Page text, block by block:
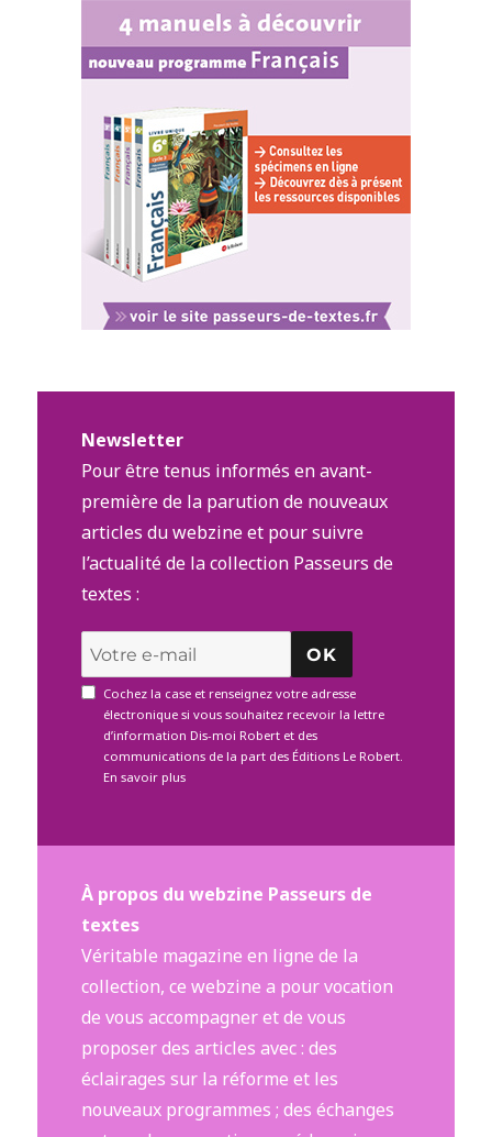
Newsletter
Pour être tenus informés en avant-
première de la parution de nouveaux
articles du webzine et pour suivre
l’actualité de la collection Passeurs de
textes :
OK
Cochez la case et renseignez votre adresse
électronique si vous souhaitez recevoir la lettre
d’information Dis-moi Robert et des
communications de la part des Éditions Le Robert.
En savoir plus
À propos du webzine Passeurs de
textes
Véritable magazine en ligne de la
collection, ce webzine a pour vocation
de vous accompagner et de vous
proposer des articles avec : des
éclairages sur la réforme et les
nouveaux programmes ; des échanges